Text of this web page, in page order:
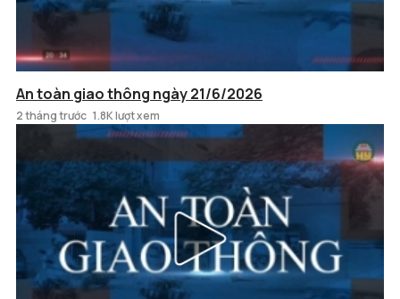
An toàn giao thông ngày 21/6/2026
2 tháng trước 1.8K lượt xem